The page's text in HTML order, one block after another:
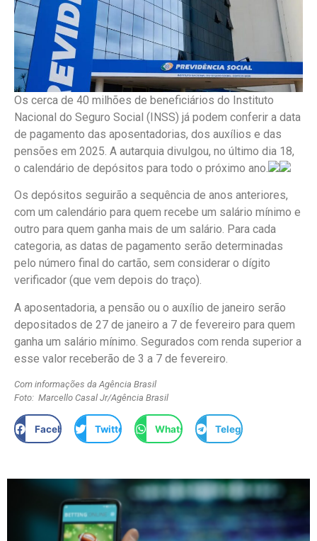
Os cerca de 40 milhões de beneficiários do Instituto
Nacional do Seguro Social (INSS) já podem conferir a data
de pagamento das aposentadorias, dos auxílios e das
pensões em 2025. A autarquia divulgou, no último dia 18,
o calendário de depósitos para todo o próximo ano.
Os depósitos seguirão a sequência de anos anteriores,
com um calendário para quem recebe um salário mínimo e
outro para quem ganha mais de um salário. Para cada
categoria, as datas de pagamento serão determinadas
pelo número final do cartão, sem considerar o dígito
verificador (que vem depois do traço).
A aposentadoria, a pensão ou o auxílio de janeiro serão
depositados de 27 de janeiro a 7 de fevereiro para quem
ganha um salário mínimo. Segurados com renda superior a
esse valor receberão de 3 a 7 de fevereiro.
Com informações da Agência Brasil
Foto: Marcello Casal Jr/Agência Brasil
Facebook Twitter WhatsApp Telegram